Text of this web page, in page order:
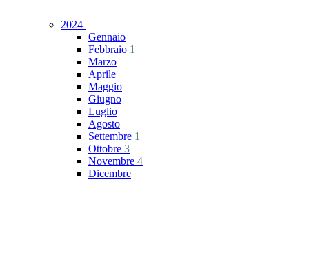
2024
Gennaio
Febbraio 1
Marzo
Aprile
Maggio
Giugno
Luglio
Agosto
Settembre 1
Ottobre 3
Novembre 4
Dicembre